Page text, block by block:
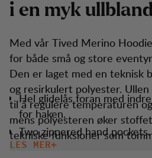
i en myk ullbland
Med vår Tived Merino
for både små og store
Den er laget med en teknisk
og resirkulert polyester.
til å regulere temperaturen
mens polyesteren øker
tekniske funksjoner som
tettsittende hette og en
Hel glidelås foran med
for haken.
Two zippered hand pockets.
Tommelhull for større varme.
LES MER